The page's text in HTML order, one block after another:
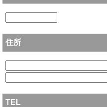
住所
TEL